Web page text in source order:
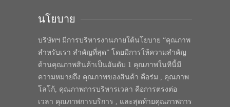
นโยบาย
บริษัทฯ มีการบริหารงานภายใต้นโยบาย “คุณภาพ
สำหรับเรา สำคัญที่สุด” โดยมีการให้ความสำคัญ
ด้านคุณภาพสินค้าเป็นอันดับ 1 คุณภาพในทีนี้มี
ความหมายถึง คุณภาพของสินค้า คือร่ม , คุณภาพ
โลโก้, คุณภาพการบริหารเวลา คือการตรงต่อ
เวลา คุณภาพการบริการ , และสุดท้ายคุณภาพการ